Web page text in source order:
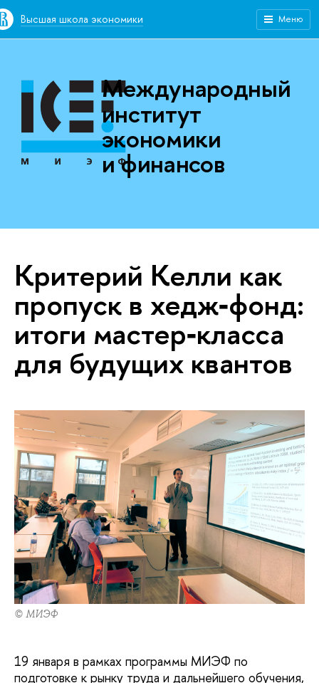
Высшая школа экономики Меню
Международный
институт
экономики
и финансов
Критерий Келли как
пропуск в хедж‑фонд:
итоги мастер‑класса
для будущих квантов
© МИЭФ
19 января в рамках программы МИЭФ по
подготовке к рынку труда и дальнейшего обучения,